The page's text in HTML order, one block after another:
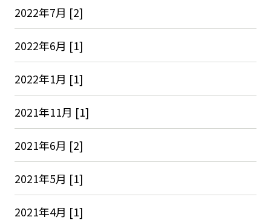
2022年7月 [2]
2022年6月 [1]
2022年1月 [1]
2021年11月 [1]
2021年6月 [2]
2021年5月 [1]
2021年4月 [1]